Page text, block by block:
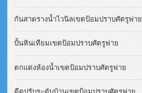
กันสาดรางน้ำไวนิลเขตป้อมปราบศัตรูพ่าย
ปั้นหินเทียมเขตป้อมปราบศัตรูพ่าย
ตกแต่งห้องน้ำเขตป้อมปราบศัตรูพ่าย